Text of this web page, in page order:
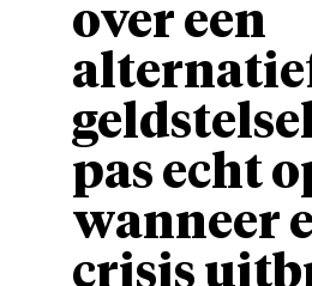
over een
pas echt
wanneer
crisis